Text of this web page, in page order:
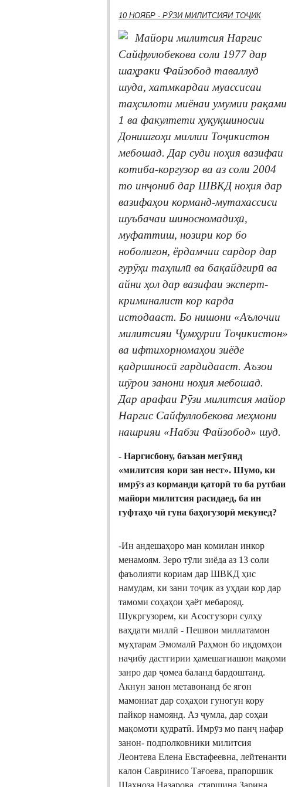
10 НОЯБР - РӮЗИ МИЛИТСИЯИ ТОҶИК
Майори милитсия Наргис
Сайфуллобекова соли 1977 дар
шаҳраки Файзобод таваллуд
шуда, хатмкардаи муассисаи
таҳсилоти миёнаи умумии рақами
1 ва факултети ҳуқуқшиносии
Донишгоҳи миллии Тоҷикистон
мебошад. Дар суди ноҳия вазифаи
котиба-коргузор ва аз соли 2004
то инҷониб дар ШВКД ноҳия дар
вазифаҳои корманд-мутахассиси
шуъбачаи шиносномадиҳӣ,
муфаттиш, нозири кор бо
ноболиғон, ёрдамчии сардор дар
гурӯҳи таҳлилӣ ва бақайдгирӣ ва
айни ҳол дар вазифаи эксперт-
криминалист кор карда
истодааст. Бо нишони «Аълочии
милитсияи Ҷумҳурии Тоҷикистон»
ва ифтихорномаҳои зиёде
қадршиносӣ гардидааст. Аъзои
шӯрои занони ноҳия мебошад.
Дар арафаи Рӯзи милитсия майор
Наргис Сайфуллобекова меҳмони
нашрияи «Набзи Файзобод» шуд.
- Наргисбону, баъзан мегӯянд
«милитсия кори зан нест». Шумо, ки
имрӯз аз корманди қаторӣ то ба рутбаи
майори милитсия расидаед, ба ин
гуфтаҳо чӣ гуна баҳогузорӣ мекунед?
-Ин андешаҳоро ман комилан инкор
менамоям. Зеро тӯли зиёда аз 13 соли
фаъолияти кориам дар ШВКД ҳис
намудам, ки зани тоҷик аз уҳдаи кор дар
тамоми соҳаҳои ҳаёт мебарояд.
Шукргузорем, ки Асосгузори сулҳу
ваҳдати миллӣ - Пешвои миллатамон
муҳтарам Эмомалӣ Раҳмон бо иқдомҳои
наҷибу дастгирии ҳамешагиашон мақоми
занро дар ҷомеа баланд бардоштанд.
Акнун занон метавонанд бе ягон
мамониат дар соҳаҳои гуногун кору
пайкор намоянд. Аз ҷумла, дар соҳаи
мақомоти қудратӣ. Имрӯз мо панҷ нафар
занон- подполковники милитсия
Леонтева Елена Евстафеевна, лейтенанти
калон Савринисо Тағоева, прапоршик
Шаҳноза Назарова, старшина Зарина